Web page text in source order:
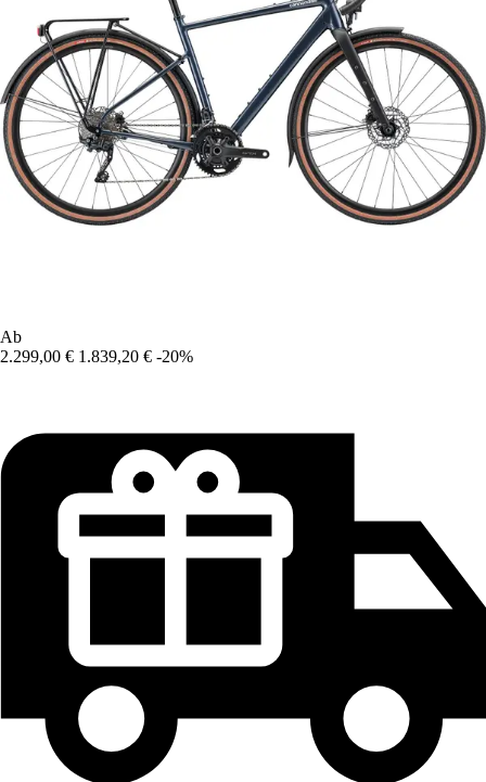
Ab
2.299,00 € 1.839,20 € -20%